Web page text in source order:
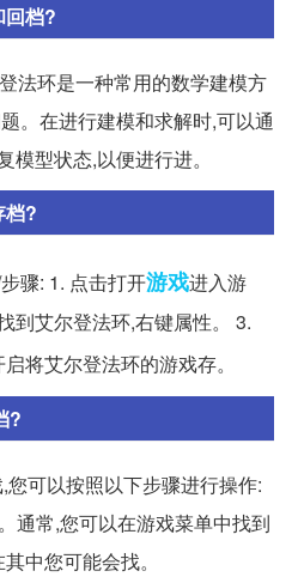
回档?
法环是一种常用的数学建模方
。在进行建模和求解时,可以通
型状态,以便进行进。
档?
骤: 1. 点击打开游戏进入游
到艾尔登法环,右键属性。 3.
将艾尔登法环的游戏存。
?
可以按照以下步骤进行操作:
通常,您可以在游戏菜单中找到
中您可能会找。